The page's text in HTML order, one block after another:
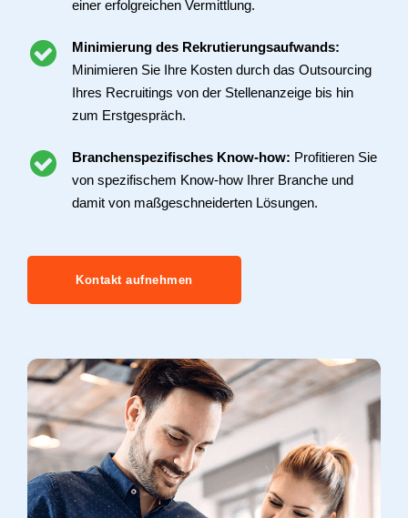
einer erfolgreichen Vermittlung.
Minimierung des Rekrutierungsaufwands:
Minimieren Sie Ihre Kosten durch das Outsourcing
Ihres Recruitings von der Stellenanzeige bis hin
zum Erstgespräch.
Branchenspezifisches Know-how: Profitieren Sie
von spezifischem Know-how Ihrer Branche und
damit von maßgeschneiderten Lösungen.
Kontakt aufnehmen